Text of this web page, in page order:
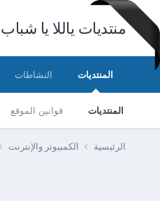
منتديات ياللا يا شباب
المنتديات
المنتديات قوانين الموقع
النشاطات
الرئيسية الكمبيوتر والإنترنت